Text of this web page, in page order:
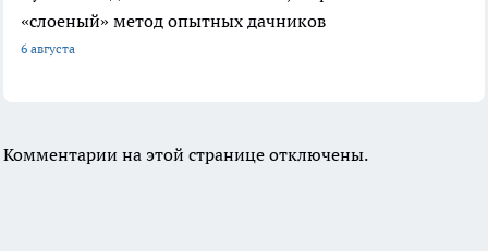
«слоеный» метод опытных дачников
6 августа
Комментарии на этой странице отключены.